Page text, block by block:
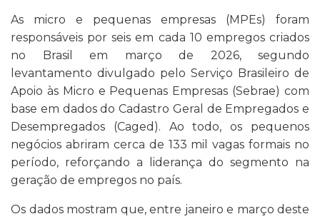
As micro e pequenas empresas (MPEs) foram
responsáveis por seis em cada 10 empregos criados
no Brasil em março de 2026, segundo
levantamento divulgado pelo Serviço Brasileiro de
Apoio às Micro e Pequenas Empresas (Sebrae) com
base em dados do Cadastro Geral de Empregados e
Desempregados (Caged). Ao todo, os pequenos
negócios abriram cerca de 133 mil vagas formais no
período, reforçando a liderança do segmento na
geração de empregos no país.
Os dados mostram que, entre janeiro e março deste